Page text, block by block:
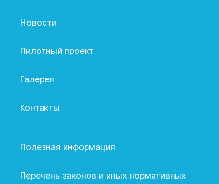
Новости
Пилотный проект
Галерея
Контакты
Полезная информация
Перечень законов и иных нормативных